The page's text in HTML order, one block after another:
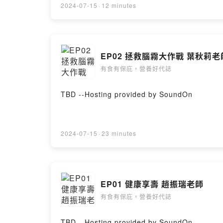
2024-07-15 · 12 minutes
EP02 拯救腦霧大作戰 葉秋莉老
有食有保庇，營養好代誌
TBD --Hosting provided by SoundOn
2024-07-15 · 23 minutes
EP01 健康享壽 趙振瑞老師
有食有保庇，營養好代誌